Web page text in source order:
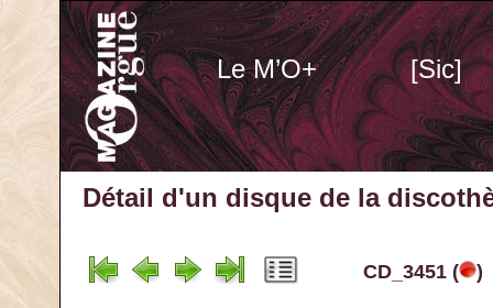
Le M’O+ [Sic]
Détail d'un disque de la
CD_3451 ( )